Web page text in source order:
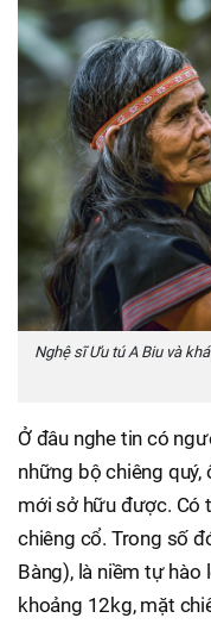
Nghệ sĩ Ưu tú A Biu và
Ở đâu nghe tin có
những bộ chiêng quý,
mới sở hữu được. Có
chiêng cổ. Trong số
Bàng), là niềm tự hào
khoảng 12kg, mặt